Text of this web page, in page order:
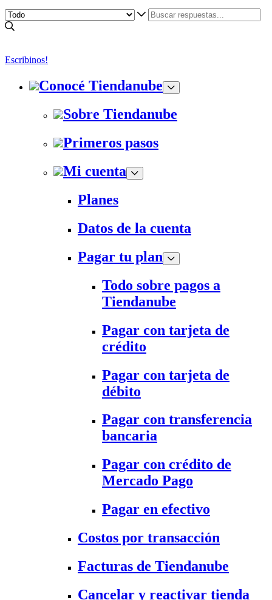
Escribinos!
Conocé Tiendanube
Sobre Tiendanube
Primeros pasos
Mi cuenta
Planes
Datos de la cuenta
Pagar tu plan
Todo sobre pagos a
Tiendanube
Pagar con tarjeta de
crédito
Pagar con tarjeta de
débito
Pagar con transferencia
bancaria
Pagar con crédito de
Mercado Pago
Pagar en efectivo
Costos por transacción
Facturas de Tiendanube
Cancelar y reactivar tienda